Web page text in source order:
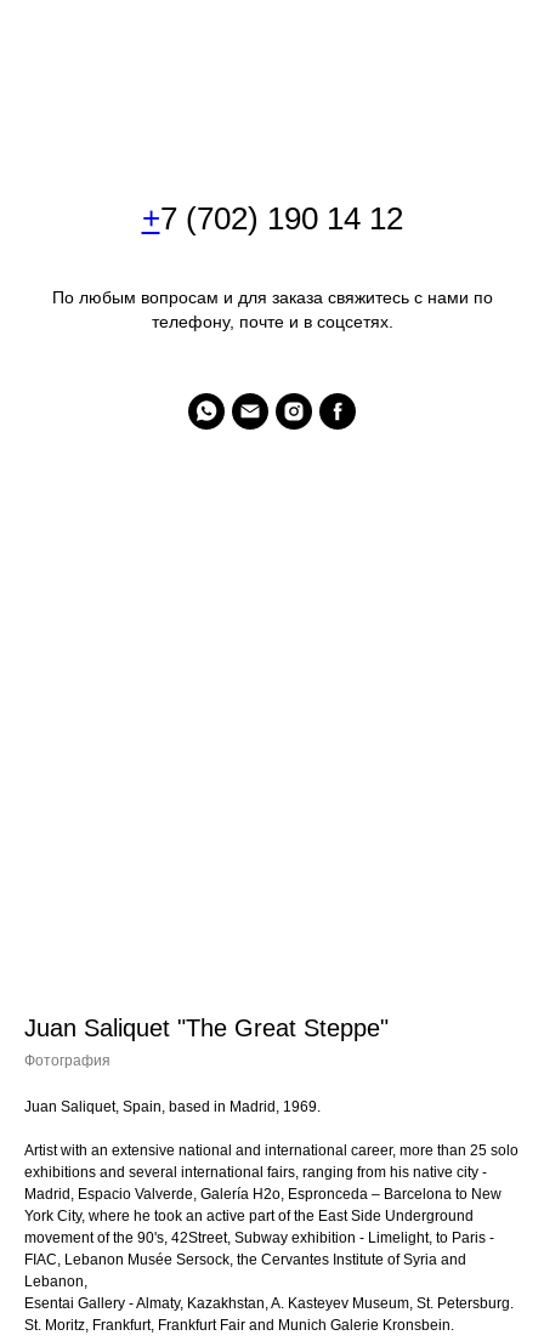
+7 (702) 190 14 12
По любым вопросам и для заказа свяжитесь с нами по
телефону, почте и в соцсетях.
Juan Saliquet "The Great Steppe"
Фотография
Juan Saliquet, Spain, based in Madrid, 1969.
Artist with an extensive national and international career, more than 25 solo
exhibitions and several international fairs, ranging from his native city -
Madrid, Espacio Valverde, Galería H2o, Espronceda – Barcelona to New
York City, where he took an active part of the East Side Underground
movement of the 90's, 42Street, Subway exhibition - Limelight, to Paris -
FIAC, Lebanon Musée Sersock, the Cervantes Institute of Syria and
Lebanon,
Esentai Gallery - Almaty, Kazakhstan, A. Kasteyev Museum, St. Petersburg.
St. Moritz, Frankfurt, Frankfurt Fair and Munich Galerie Kronsbein.